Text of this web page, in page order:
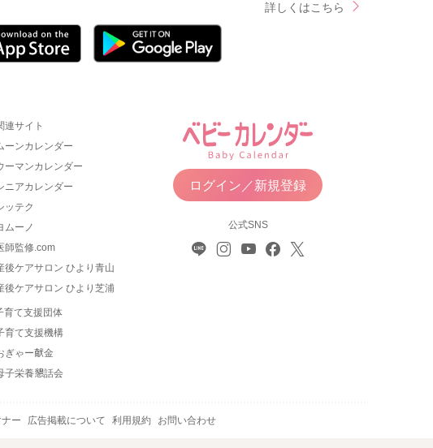
詳しくはこちら
連サイト
ーンカレンダー
ーマンカレンダー
ニアカレンダー
ッテク
ムーノ
師監修.com
後ケアサロン ひより青山
後ケアサロン ひより芝浦
育て支援団体
育て支援機構
ぎゃー献金
子栄養懇話会
ログイン／新規登録
公式SNS
ー 広告掲載について 利用規約 お問い合わせ